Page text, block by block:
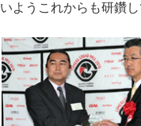
いようこれからも研鑽